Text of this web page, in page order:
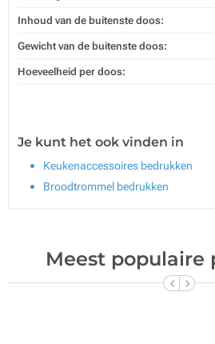
Inhoud van de buitenste doos:
Gewicht van de buitenste doos:
Hoeveelheid per doos:
Je kunt het ook vinden in
Keukenaccessoires bedrukken
Broodtrommel bedrukken
Meest populaire